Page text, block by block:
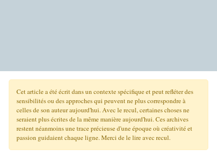
Cet article a été écrit dans un contexte spécifique et peut refléter des
sensibilités ou des approches qui peuvent ne plus correspondre à
celles de son auteur aujourd'hui. Avec le recul, certaines choses ne
seraient plus écrites de la même manière aujourd'hui. Ces archives
restent néanmoins une trace précieuse d'une époque où créativité et
passion guidaient chaque ligne. Merci de le lire avec recul.